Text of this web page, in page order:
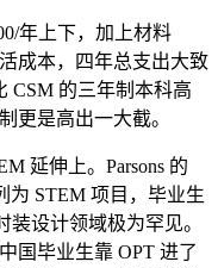
年上下，加上材料
成本，四年总支出大致
CSM 的三年制本科高
更是高出一大截。
延伸上。Parsons 的
为 STEM 项目，毕业生
设计领域极为罕见。
国毕业生靠 OPT 进了